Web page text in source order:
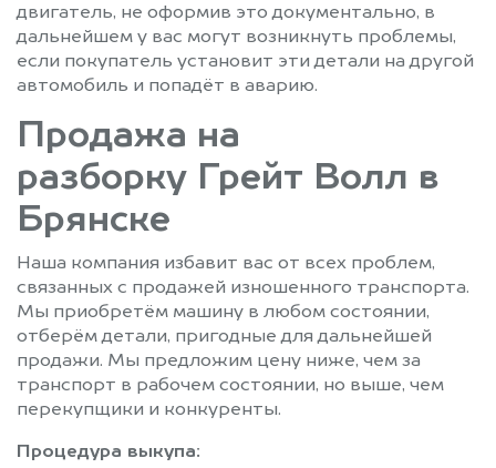
двигатель, не оформив это документально, в
дальнейшем у вас могут возникнуть проблемы,
если покупатель установит эти детали на другой
автомобиль и попадёт в аварию.
Продажа на
разборку Грейт Волл в
Брянске
Наша компания избавит вас от всех проблем,
связанных с продажей изношенного транспорта.
Мы приобретём машину в любом состоянии,
отберём детали, пригодные для дальнейшей
продажи. Мы предложим цену ниже, чем за
транспорт в рабочем состоянии, но выше, чем
перекупщики и конкуренты.
Процедура выкупа: